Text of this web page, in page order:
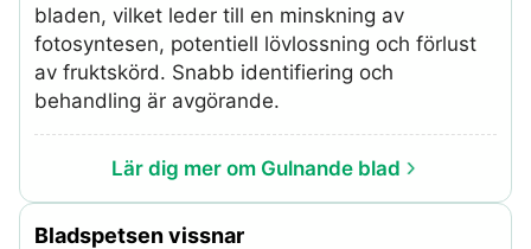
bladen, vilket leder till en minskning av
fotosyntesen, potentiell lövlossning och förlust
av fruktskörd. Snabb identifiering och
behandling är avgörande.
Lär dig mer om Gulnande blad
Bladspetsen vissnar